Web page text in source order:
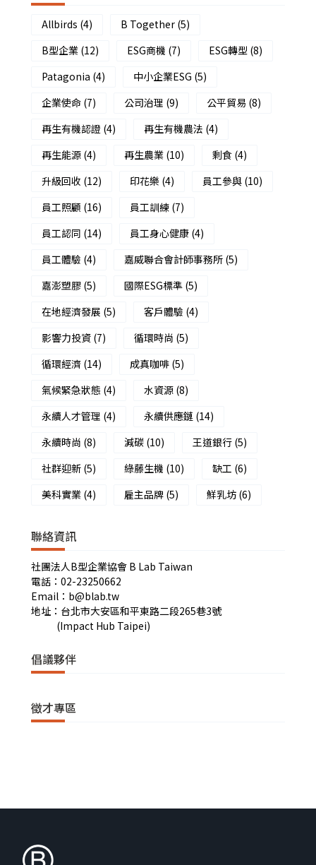
Allbirds (4) B Together (5)
B型企業 (12) ESG商機 (7) ESG轉型 (8)
Patagonia (4) 中小企業ESG (5)
企業使命 (7) 公司治理 (9) 公平貿易 (8)
再生有機認證 (4) 再生有機農法 (4)
再生能源 (4) 再生農業 (10) 剩食 (4)
升級回收 (12) 印花樂 (4) 員工參與 (10)
員工照顧 (16) 員工訓練 (7)
員工認同 (14) 員工身心健康 (4)
員工體驗 (4) 嘉威聯合會計師事務所 (5)
嘉澎塑膠 (5) 國際ESG標準 (5)
在地經濟發展 (5) 客戶體驗 (4)
影響力投資 (7) 循環時尚 (5)
循環經濟 (14) 成真咖啡 (5)
氣候緊急狀態 (4) 水資源 (8)
永續人才管理 (4) 永續供應鏈 (14)
永續時尚 (8) 減碳 (10) 王道銀行 (5)
社群迎新 (5) 綠藤生機 (10) 缺工 (6)
美科實業 (4) 雇主品牌 (5) 鮮乳坊 (6)
聯絡資訊
社團法人B型企業協會 B Lab Taiwan
電話：02-23250662
Email：b@blab.tw
地址：台北市大安區和平東路二段265巷3號
(Impact Hub Taipei)
倡議夥伴
徵才專區